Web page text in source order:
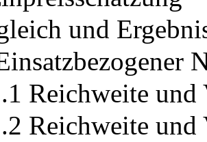
und
Reichweite und
Reichweite